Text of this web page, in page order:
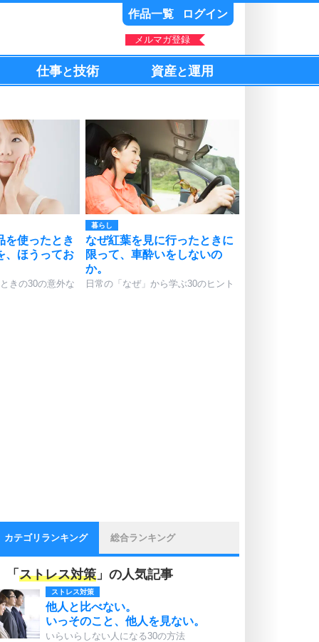
作品一覧 ログイン
メルマガ登録
仕事と技術 資産と運用
を使ったとき
、ほうってお
きの30の意外な
暮らし
なぜ紅葉を見に行ったときに
限って、車酔いをしないの
か。
日常の「なぜ」から学ぶ30のヒント
カテゴリランキング 総合ランキング
「 ストレス対策 」の人気記事
ストレス対策
他人と比べない。
いっそのこと、他人を見ない。
いらいらしない人になる30の方法